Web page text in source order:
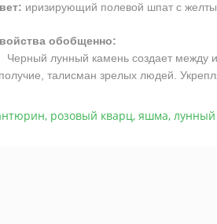
иризирующий полевой шпат c
обобщенно:
лунный камень создает между
талисман зрелых людей.
, розовый кварц, яшма,